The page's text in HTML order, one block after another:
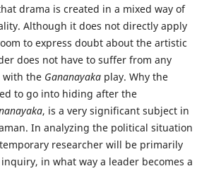
drama is created in a mixed way of
Although it does not directly apply
to express doubt about the artistic
does not have to suffer from any
with the Gananayaka play. Why the
to go into hiding after the
, is a very significant subject in
In analyzing the political situation
researcher will be primarily
in what way a leader becomes a